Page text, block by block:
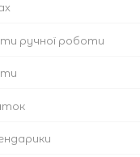
ручної роботи